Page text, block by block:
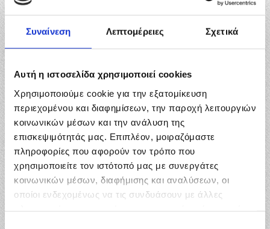
Συναίνεση Λεπτομέρειες Σχετικά
Αυτή η ιστοσελίδα χρησιμοποιεί cookies
Χρησιμοποιούμε cookie για την εξατομίκευση
περιεχομένου και διαφημίσεων, την παροχή λειτουργιών
κοινωνικών μέσων και την ανάλυση της
επισκεψιμότητάς μας. Επιπλέον, μοιραζόμαστε
πληροφορίες που αφορούν τον τρόπο που
χρησιμοποιείτε τον ιστότοπό μας με συνεργάτες
κοινωνικών μέσων, διαφήμισης και αναλύσεων, οι
οποίοι ενδεχομένως να τις συνδυάσουν με άλλες
Επιλογή
Τεχνική Αγορά Αγρινίου
Μονώσεις
Πάροδος Αθανασίου Κυριαζή 2
301 00 Αγρίνιο
Τηλ.:26410 56555Fax:26410 56555
Κιν.:6972 402374Κιν.:6974 702210
e-mail:disposal.construction@gmail.com